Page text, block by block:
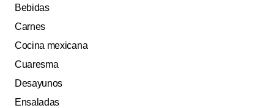
Bebidas
Carnes
Cocina mexicana
Cuaresma
Desayunos
Ensaladas